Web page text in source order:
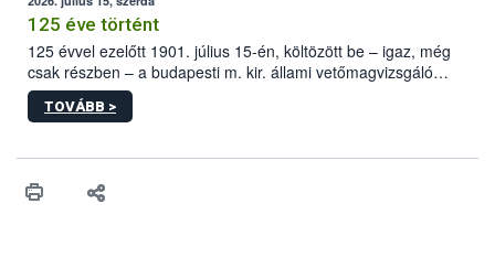
125 éve történt
125 évvel ezelőtt 1901. július 15-én, költözött be – igaz, még
csak részben – a budapesti m. kir. állami vetőmagvizsgáló
állomás a Kis Rókus utca 15. szám alatti, Czigler Győző által
tervezett új épületébe.
TOVÁBB >